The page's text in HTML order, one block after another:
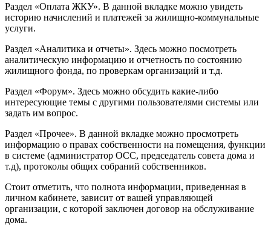
Раздел «Оплата ЖКУ». В данной вкладке можно увидеть
историю начислений и платежей за жилищно-коммунальные
услуги.
Раздел «Аналитика и отчеты». Здесь можно посмотреть
аналитическую информацию и отчетность по состоянию
жилищного фонда, по проверкам организаций и т.д.
Раздел «Форум». Здесь можно обсудить какие-либо
интересующие темы с другими пользователями системы или
задать им вопрос.
Раздел «Прочее». В данной вкладке можно просмотреть
информацию о правах собственности на помещения, функции
в системе (администратор ОСС, председатель совета дома и
т.д), протоколы общих собраний собственников.
Стоит отметить, что полнота информации, приведенная в
личном кабинете, зависит от вашей управляющей
организации, с которой заключен договор на обслуживание
дома.